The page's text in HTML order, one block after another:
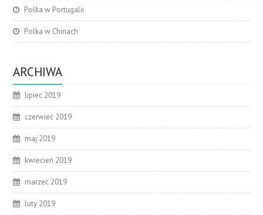
Polka w Portugalii
Polka w Chinach
ARCHIWA
lipiec 2019
czerwiec 2019
maj 2019
kwiecień 2019
marzec 2019
luty 2019